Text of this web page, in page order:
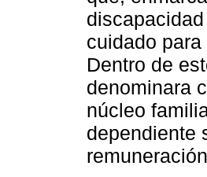
cuidado
Dentro de
denominara
núcleo
dependiente